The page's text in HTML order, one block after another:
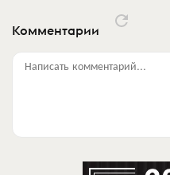
Комментарии
Написать комментарий...